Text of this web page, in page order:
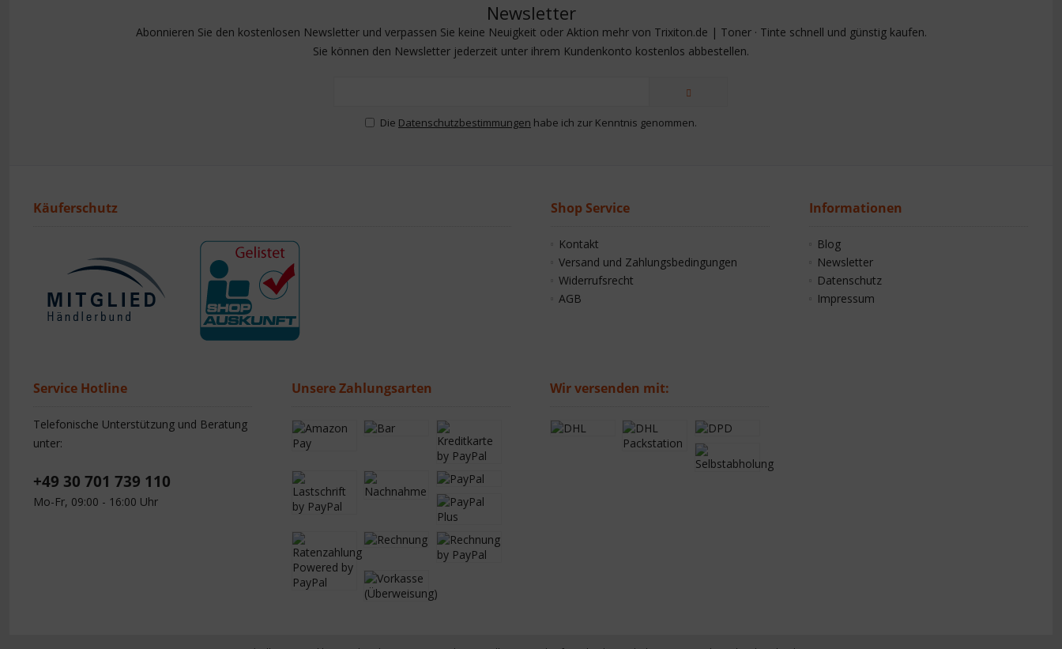
Newsletter
Abonnieren Sie den kostenlosen Newsletter und verpassen Sie keine Neuigkeit oder Aktion mehr von Trixiton.de | Toner · Tinte schnell und günstig kaufen.
Sie können den Newsletter jederzeit unter ihrem Kundenkonto kostenlos abbestellen.
Die Datenschutzbestimmungen habe ich zur Kenntnis genommen.
Käuferschutz Shop Service
Kontakt
Versand und Zahlungsbedingungen
Widerrufsrecht
AGB
Informationen
Blog
Newsletter
Datenschutz
Impressum
Service Hotline
Telefonische Unterstützung und Beratung
unter:
+49 30 701 739 110
Mo-Fr, 09:00 - 16:00 Uhr
Unsere Zahlungsarten Wir versenden mit: